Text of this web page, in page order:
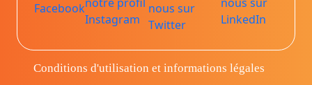
Conditions d'utilisation et informations légales